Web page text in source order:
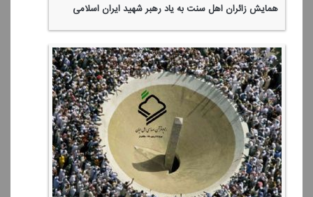
همایش زائران اهل سنت به یاد رهبر شهید ایران اسلامی